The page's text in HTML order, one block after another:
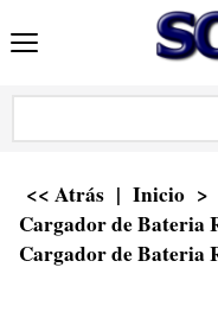
<< Atrás | Inicio >
Cargador de Bateria
Cargador de Bateria